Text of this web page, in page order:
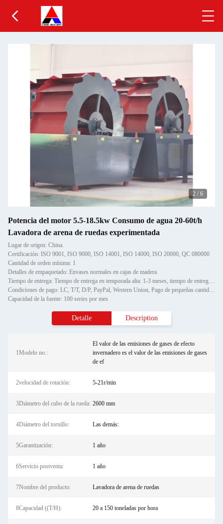
2 / 6
Potencia del motor 5.5-18.5kw Consumo de agua 20-60t/h
Lavadora de arena de ruedas experimentada
Lugar de origen: China.
Certificación: ISO 9001, ISO 9000, ISO 14001, ISO 14000, ISO 20000, QC 080000
Cantidad de orden mínima: 1
Detalles de empaquetado: Envases normales en cajas de madera
Tiempo de entrega: Tiempo de entrega en temporada alta: 1-3 meses, tiempo de entrega fuera de temporada: un mes
Condiciones de pago: LC, T/T, D/P, PayPal, Western Union, Pago de pequeñas cantidades, Gram de dinero
Capacidad de la fuente: 100 series por mes
Detalle Description
1Modelo no.:
El valor de las emisiones de gases de efecto
invernadero es el valor de las emisiones de gases
de ef
2velocidad de rotación: 5-21r/min
3Diámetro del cubo de la rueda: 2600 mm
4Diámetro del tornillo: Las demás:
5Garantización: 1 año
6Servicio postventa: 1 año
7Nombre del producto: Lavadora de arena de ruedas
8Capacidad ((T/H): 20 a 150 toneladas por hora